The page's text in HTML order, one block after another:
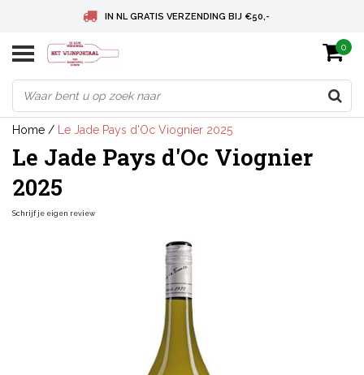
IN NL GRATIS VERZENDING BIJ €50,-
BELGIE GRATIS VERZENDING BIJ € 75
DEUTSCHLAND VERSANDKOSTENFREI AB € 75
0
Home / Le Jade Pays d'Oc Viognier 2025
Le Jade Pays d'Oc Viognier
2025
Schrijf je eigen review